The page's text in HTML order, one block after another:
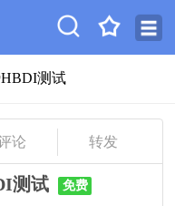
测试
论 转发
测试 免费